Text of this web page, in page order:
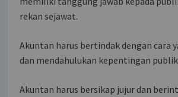
rekan sejawat.
Akuntan harus bertindak dengan cara
dan mendahulukan kepentingan
Akuntan harus bersikap jujur dan